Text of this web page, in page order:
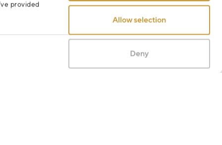
provided
Allow selection
Deny